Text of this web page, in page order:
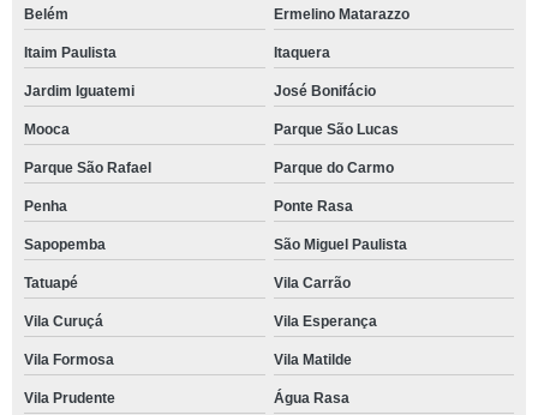
Belém Ermelino Matarazzo
Itaim Paulista Itaquera
Jardim Iguatemi José Bonifácio
Mooca Parque São Lucas
Parque São Rafael Parque do Carmo
Penha Ponte Rasa
Sapopemba São Miguel Paulista
Tatuapé Vila Carrão
Vila Curuçá Vila Esperança
Vila Formosa Vila Matilde
Vila Prudente
Água Rasa